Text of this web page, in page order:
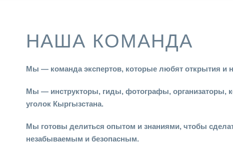
НАША КОМАНДА
Мы — команда экспертов, которые любят открытия и
Мы — инструкторы, гиды, фотографы, организаторы,
уголок Кыргызстана.
Мы готовы делиться опытом и знаниями, чтобы
незабываемым и безопасным.